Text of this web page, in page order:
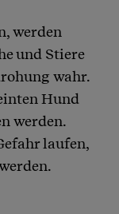
werden
und Stiere
wahr.
Hund
werden.
laufen,